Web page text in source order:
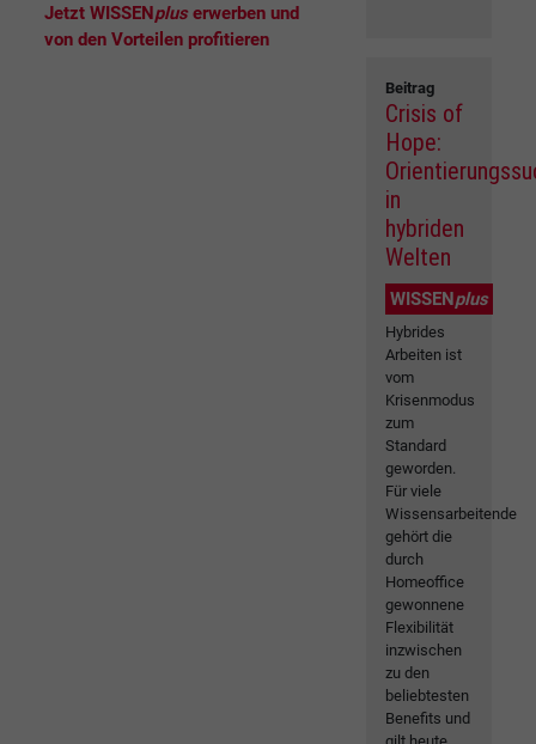
Jetzt WISSENplus erwerben und
von den Vorteilen profitieren
Beitrag
Crisis of
Hope:
in
hybriden
Welten
WISSENplus
Hybrides
Arbeiten ist
vom
Krisenmodus
zum
Standard
geworden.
Für viele
Wissensarbeitende
gehört die
durch
Homeoffice
gewonnene
Flexibilität
inzwischen
zu den
beliebtesten
Benefits und